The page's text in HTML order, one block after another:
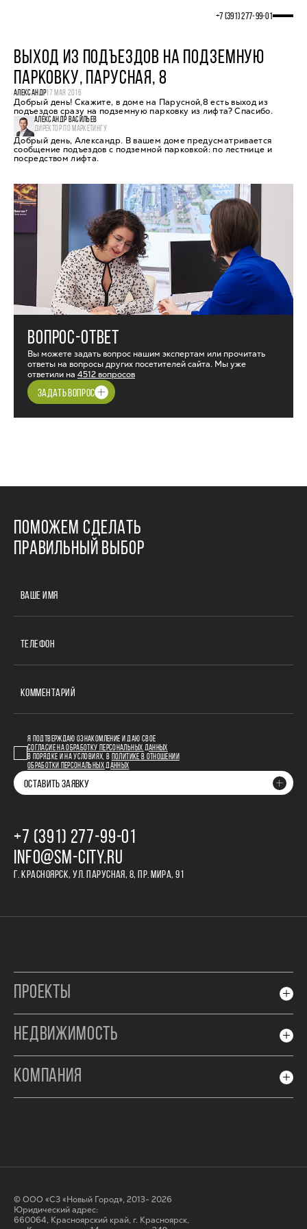
+7 (391) 277‒99‒01
ВЫХОД ИЗ ПОДЪЕЗДОВ НА ПОДЗЕМНУЮ
ПАРКОВКУ, ПАРУСНАЯ, 8
АЛЕКСАНДР17 МАЯ 2016
Добрый день! Скажите, в доме на Парусной,8 есть выход из
подъездов сразу на подземную парковку из лифта? Спасибо.
АЛЕКСАНДР ВАСИЛЬЕВ
ДИРЕКТОР ПО МАРКЕТИНГУ
Добрый день, Александр. В вашем доме предусматривается
сообщение подъездов с подземной парковкой: по лестнице и
посредством лифта.
ВОПРОС-ОТВЕТ
Вы можете задать вопрос нашим экспертам или прочитать
ответы на вопросы других посетителей сайта. Мы уже
ответили на 4512 вопросов
ЗАДАТЬ ВОПРОС
ПОМОЖЕМ СДЕЛАТЬ
ПРАВИЛЬНЫЙ ВЫБОР
ВАШЕ ИМЯ
ТЕЛЕФОН
КОММЕНТАРИЙ
Я ПОДТВЕРЖДАЮ ОЗНАКОМЛЕНИЕ И ДАЮ СВОЕ
СОГЛАСИЕ НА ОБРАБОТКУ ПЕРСОНАЛЬНЫХ ДАННЫХ
В ПОРЯДКЕ И НА УСЛОВИЯХ, В
ПОЛИТИКЕ В ОТНОШЕНИИ
ОБРАБОТКИ ПЕРСОНАЛЬНЫХ ДАННЫХ
ОСТАВИТЬ ЗАЯВКУ
+7 (391) 277‒99‒01
INFO@SM-CITY.RU
Г. КРАСНОЯРСК, УЛ. ПАРУСНАЯ, 8, ПР. МИРА, 91
ПРОЕКТЫ
НЕДВИЖИМОСТЬ
КОМПАНИЯ
© ООО «СЗ «Новый Город», 2013- 2026
Юридический адрес:
660064, Красноярский край, г. Красноярск,